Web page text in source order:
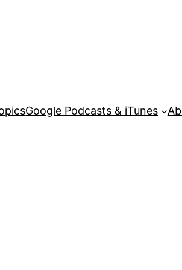
Google Podcasts & iTunes